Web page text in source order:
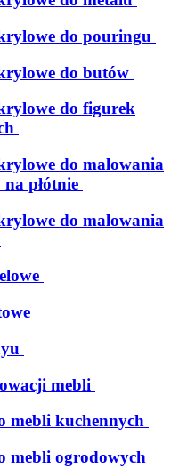
do pouringu
do butów
do figurek
do malowania
płótnie
do malowania
mebli
mebli kuchennych
mebli ogrodowych